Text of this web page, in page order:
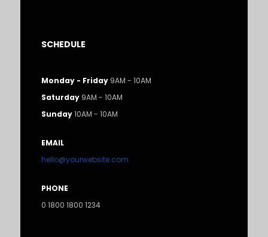
SCHEDULE
Monday - Friday9AM - 10AM
Saturday 9AM - 10AM
Sunday10AM - 10AM
EMAIL
hello@yourwebsite.com
PHONE
0 1800 1800 1234